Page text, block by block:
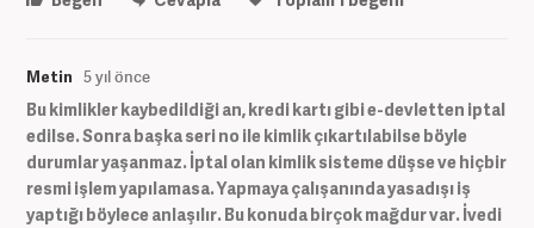
Metin 5 yıl önce
Bu kimlikler kaybedildiği an, kredi kartı gibi e-devletten iptal
edilse. Sonra başka seri no ile kimlik çıkartılabilse böyle
durumlar yaşanmaz. İptal olan kimlik sisteme düşse ve hiçbir
resmi işlem yapılamasa. Yapmaya çalışanında yasadışı iş
yaptığı böylece anlaşılır. Bu konuda birçok mağdur var. İvedi